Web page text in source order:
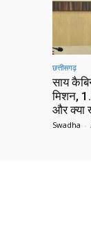
छत्तीसगढ़
साय
मिशन,
और क्या
Swadha -